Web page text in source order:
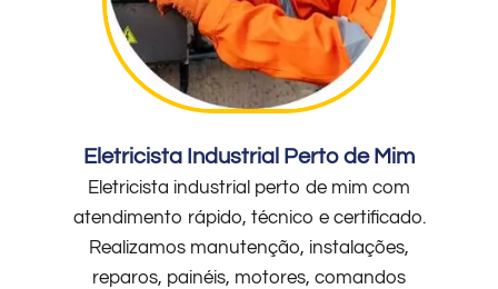
Eletricista Industrial Perto de Mim
Eletricista industrial perto de mim com
atendimento rápido, técnico e certificado.
Realizamos manutenção, instalações,
reparos, painéis, motores, comandos